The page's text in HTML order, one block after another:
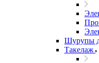
Шурупы
Такелаж